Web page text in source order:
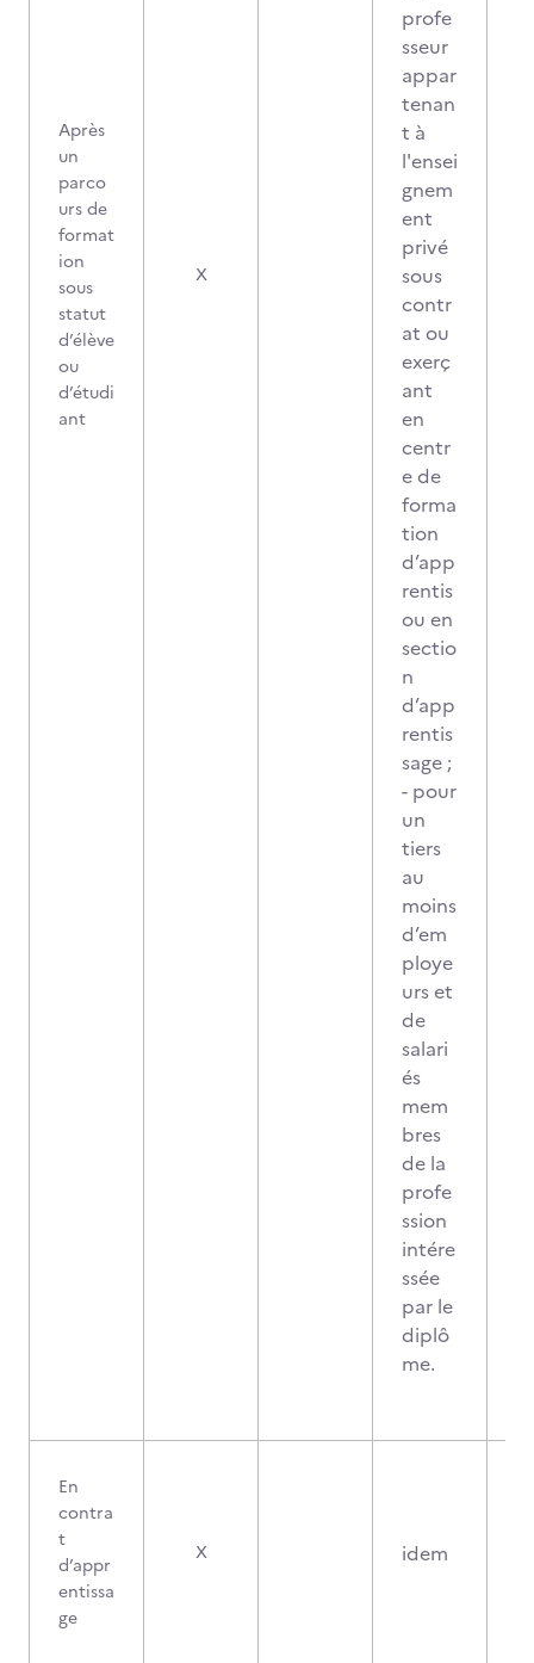
Après
un
parco
urs de
format
ion
sous
statut
d’élève
ou
d’étudi
ant
X
profe
sseur
appar
tenan
t à
l'ensei
gnem
ent
privé
sous
contr
at ou
exerç
ant
en
centr
e de
forma
tion
d’app
rentis
ou en
sectio
n
d’app
rentis
sage ;
- pour
un
tiers
au
moins
d’em
ploye
urs et
de
salari
és
mem
bres
de la
profe
ssion
intére
ssée
par le
diplô
me.
En
contra
t
d’appr
entissa
ge
X idem